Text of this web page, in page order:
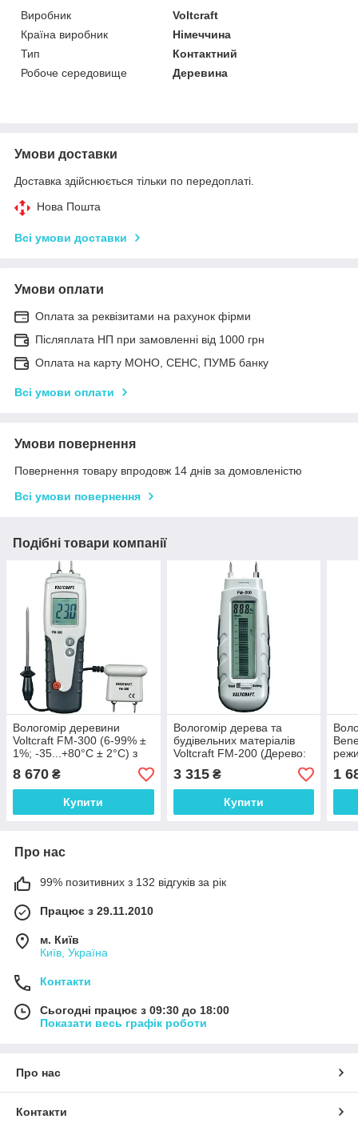
Виробник
Voltcraft
Країна виробник
Німеччина
Тип
Контактний
Робоче середовище
Деревина
Умови доставки
Доставка здійснюється тільки по передоплаті.
Нова Пошта
Всі умови доставки
Умови оплати
Оплата за реквізитами на рахунок фірми
Післяплата НП при замовленні від 1000 грн
Оплата на карту МОНО, СЕНС, ПУМБ банку
Всі умови оплати
Умови повернення
Повернення товару впродовж 14 днів за домовленістю
Всі умови повернення
Подібні товари компанії
Вологомір деревини
Voltcraft FM-300 (6-99% ±
1%; -35...+80°C ± 2°C) з
виносним датчиком
температури та вологості.
Німеччина
8 670 ₴
Купити
Вологомір дерева та
будівельних матеріалів
Voltcraft FM-200 (Дерево:
6-44% ±1%; Будматеріали:
0,2-2,4%±0.05%)
Німеччина
3 315₴
Купити
1
Про нас
99% позитивних з 132 відгуків за рік
Працює з 29.11.2010
м. Київ
Київ, Україна
Контакти
Сьогодні працює з 09:30 до 18:00
Показати весь графік роботи
Про нас
Контакти